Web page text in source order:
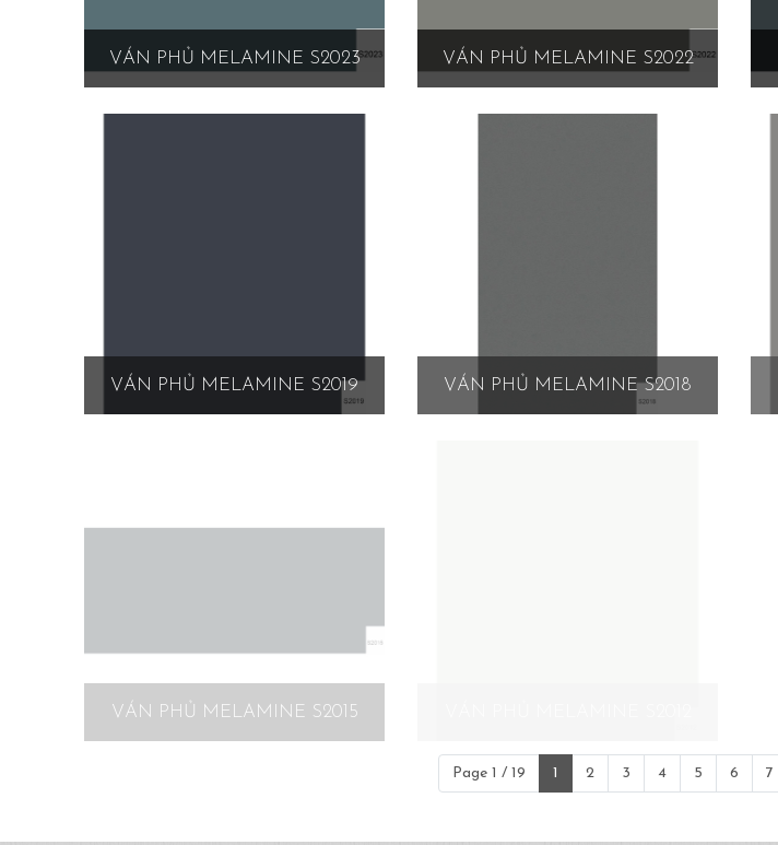
VÁN PHỦ MELAMINE S2023 VÁN PHỦ MELAMINE S2022
VÁN PHỦ MELAMINE S2019 VÁN PHỦ MELAMINE S2018
VÁN PHỦ MELAMINE S2015
Page 1 / 19 1 2 3 4 5 6 7